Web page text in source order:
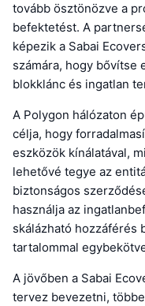
tovább ösztönözve a
befektetést. A
képezik a Sabai
számára, hogy bővítse
blokklánc és ingatlan
A Polygon hálózaton
célja, hogy
eszközök kínálatával,
lehetővé tegye az
biztonságos
használja az
skálázható hozzáférés
tartalommal
A jövőben a Sabai
tervez bevezetni,